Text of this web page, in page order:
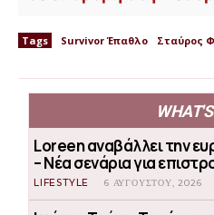
Tags Survivor Έπαθλο Σταύρος
Loreen αναβάλλει την
– Νέα σενάρια για
LIFESTYLE 6 ΑΥΓΟΎΣΤΟΥ, 2026